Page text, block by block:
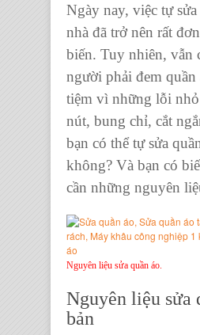
Ngày nay, việc tự
nhà đã trở nên rất
biến. Tuy nhiên, vẫn
người phải đem quần
tiệm vì những lỗi
nút, bung chỉ, cắt
bạn có thể tựsửa
không? Và bạn có
cần những nguyên
Nguyên liệu sửa quần áo.
Nguyên liệu sửa
bản